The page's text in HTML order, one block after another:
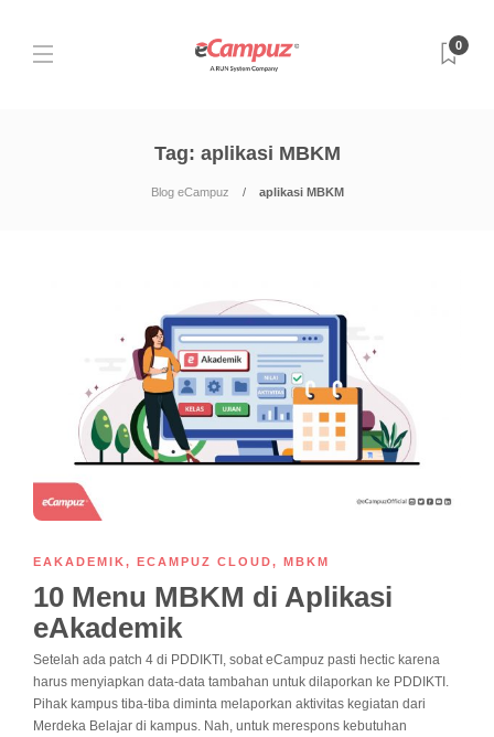
0
Tag: aplikasi MBKM
Blog eCampuz aplikasi MBKM
EAKADEMIK, ECAMPUZ CLOUD, MBKM
10 Menu MBKM di Aplikasi
eAkademik
Setelah ada patch 4 di PDDIKTI, sobat eCampuz pasti hectic karena
harus menyiapkan data-data tambahan untuk dilaporkan ke PDDIKTI.
Pihak kampus tiba-tiba diminta melaporkan aktivitas kegiatan dari
Merdeka Belajar di kampus. Nah, untuk merespons kebutuhan